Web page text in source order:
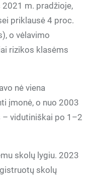
m. pradžioje,
priklausė 4 proc.
o vėlavimo
rizikos klasėms
nė viena
įmonė, o nuo 2003
vidutiniškai po 1–2
skolų lygiu. 2023
skolų